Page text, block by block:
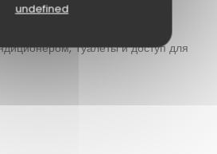
undefined
Туалеты и доступ для